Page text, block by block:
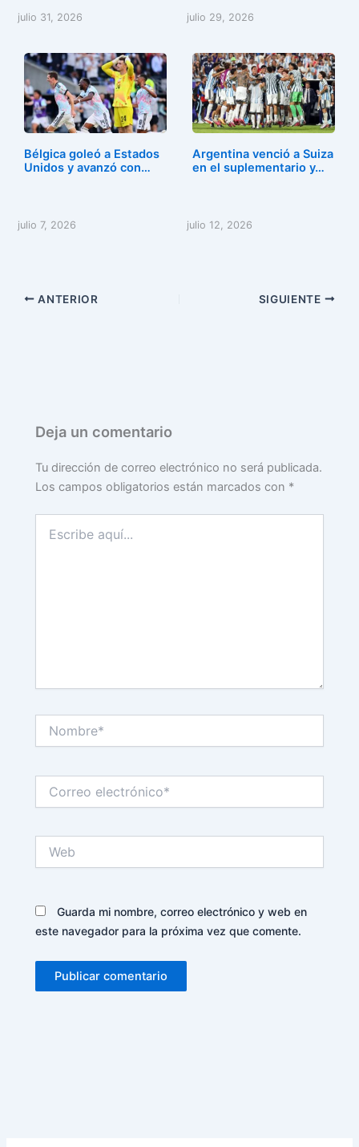
julio 31, 2026 julio 29, 2026
Bélgica goleó a Estados
Unidos y avanzó con…
julio 7, 2026
Argentina venció a Suiza
en el suplementario y…
julio 12, 2026
ANTERIOR SIGUIENTE
Deja un comentario
Tu dirección de correo electrónico no será publicada.
Los campos obligatorios están marcados con *
aquí...
electrónico*
Guarda mi nombre, correo electrónico y web en
este navegador para la próxima vez que comente.